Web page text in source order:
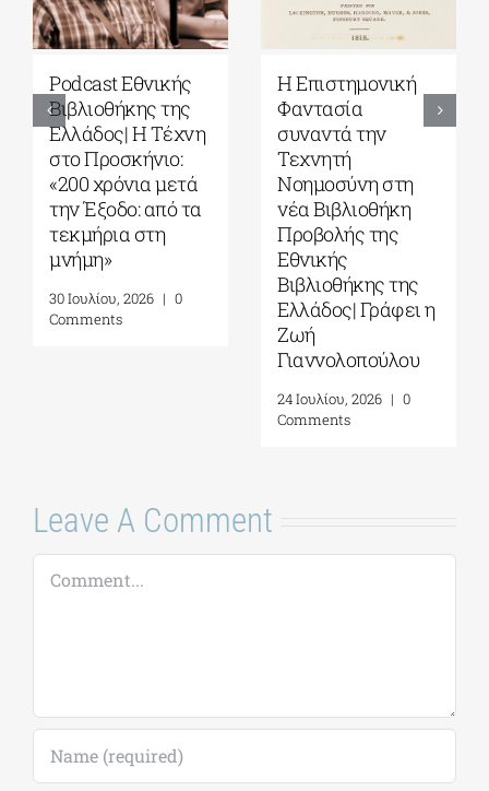
Podcast Εθνικής
Βιβλιοθήκης της
Ελλάδος| Η Tέχνη
στο Προσκήνιο:
«200 χρόνια μετά
την Έξοδο: από τα
τεκμήρια στη
μνήμη»
30 Ιουλίου, 2026 | 0
Comments
Η Επιστημονική
Φαντασία
συναντά την
Τεχνητή
Νοημοσύνη στη
νέα Βιβλιοθήκη
Προβολής της
Εθνικής
Βιβλιοθήκης της
Ελλάδος| Γράφει η
Ζωή
Γιαννολοπούλου
24 Ιουλίου, 2026 | 0
Comments
Leave A Comment
Comment